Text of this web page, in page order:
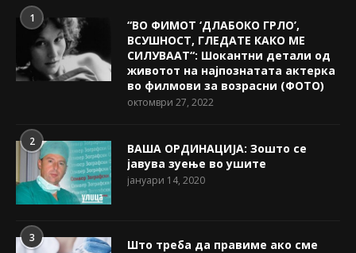
1
“ВО ФИМОТ ‘ДЛАБОКО ГРЛО’,
ВСУШНОСТ, ГЛЕДАТЕ КАКО МЕ
СИЛУВААТ“: Шокантни детали од
животот на најпознатата актерка
во филмови за возрасни (ФОТО)
октомври 27, 2022
2
ВАША ОРДИНАЦИЈА: Зошто се
јавува зуење во ушите
јануари 14, 2020
3
Што треба да правиме ако сме